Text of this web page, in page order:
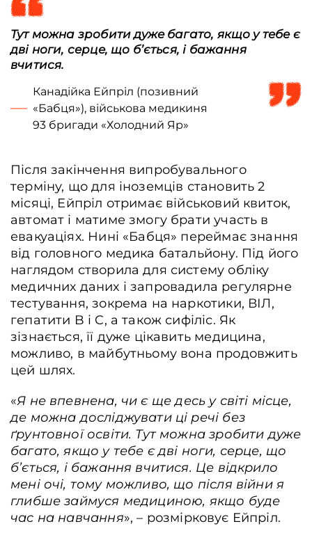
Тут можна зробити дуже багато, якщо у тебе є
дві ноги, серце, що б’ється, і бажання
вчитися.
Канадійка Ейпріл (позивний
«Бабця»), військова медикиня
93 бригади «Холодний Яр»
Після закінчення випробувального
терміну, що для іноземців становить 2
місяці, Ейпріл отримає військовий квиток,
автомат і матиме змогу брати участь в
евакуаціях. Нині «Бабця» переймає знання
від головного медика батальйону. Під його
наглядом створила для систему обліку
медичних даних і запровадила регулярне
тестування, зокрема на наркотики, ВІЛ,
гепатити B і C, а також сифіліс. Як
зізнається, її дуже цікавить медицина,
можливо, в майбутньому вона продовжить
цей шлях.
«Я не впевнена, чи є ще десь у світі місце,
де можна досліджувати ці речі без
ґрунтовної освіти. Тут можна зробити дуже
багато, якщо у тебе є дві ноги, серце, що
б’ється, і бажання вчитися. Це відкрило
мені очі, тому можливо, що після війни я
глибше займуся медициною, якщо буде
час на навчання», – розмірковує Ейпріл.